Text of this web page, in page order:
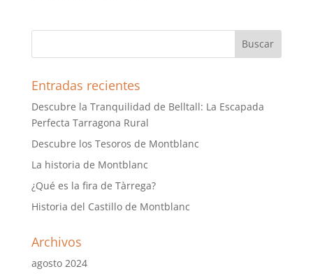
Entradas recientes
Descubre la Tranquilidad de Belltall: La Escapada
Perfecta Tarragona Rural
Descubre los Tesoros de Montblanc
La historia de Montblanc
¿Qué es la fira de Tàrrega?
Historia del Castillo de Montblanc
Archivos
agosto 2024